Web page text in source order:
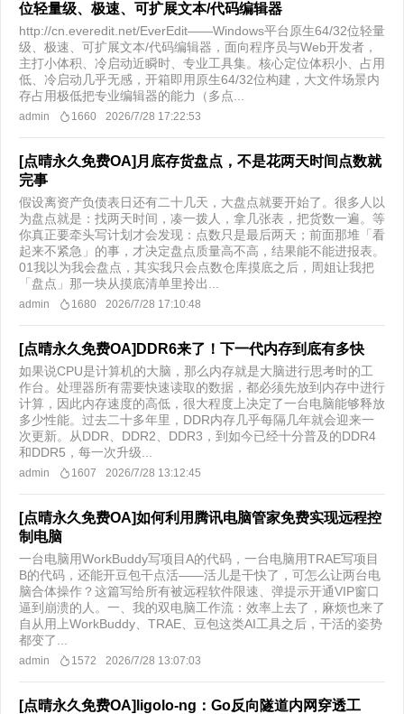
位轻量级、极速、可扩展文本/代码编辑器
http://cn.everedit.net/​EverEdit——Windows平台原生64/32位轻量
级、极速、可扩展文本/代码编辑器，面向程序员与Web开发者，
主打小体积、冷启动近瞬时、专业工具集。核心定位体积小、占用
低、冷启动几乎无感，开箱即用原生64/32位构建，大文件场景内
存占用极低把专业编辑器的能力（多点...
admin 1660 2026/7/28 17:22:53
[点晴永久免费OA]月底存货盘点，不是花两天时间点数就
完事
假设离资产负债表日还有二十几天，大盘点就要开始了。很多人以
为盘点就是：找两天时间，凑一拨人，拿几张表，把货数一遍。等
你真正要牵头写计划才会发现：点数只是最后两天；前面那堆「看
起来不紧急」的事，才决定盘点质量高不高，结果能不能进报表。
01我以为我会盘点，其实我只会点数仓库摸底之后，周姐让我把
「盘点」那一块从摸底清单里拎出...
admin 1680 2026/7/28 17:10:48
[点晴永久免费OA]DDR6来了！下一代内存到底有多快
如果说CPU是计算机的大脑，那么内存就是大脑进行思考时的工
作台。处理器所有需要快速读取的数据，都必须先放到内存中进行
计算，因此内存速度的高低，很大程度上决定了一台电脑能够释放
多少性能。过去二十多年里，DDR内存几乎每隔几年就会迎来一
次更新。从DDR、DDR2、DDR3，到如今已经十分普及的DDR4
和DDR5，每一次升级...
admin 1607 2026/7/28 13:12:45
[点晴永久免费OA]如何利用腾讯电脑管家免费实现远程控
制电脑
一台电脑用WorkBuddy写项目A的代码，一台电脑用TRAE写项目
B的代码，还能开豆包干点活——活儿是干快了，可怎么让两台电
脑合体操作？这篇写给所有被远程软件限速、弹提示开通VIP窗口
逼到崩溃的人。一、我的双电脑工作流：效率上去了，麻烦也来了
自从用上WorkBuddy、TRAE、豆包这类AI工具之后，干活的姿势
都变了...
admin 1572 2026/7/28 13:07:03
[点晴永久免费OA]ligolo-ng：Go反向隧道内网穿透工